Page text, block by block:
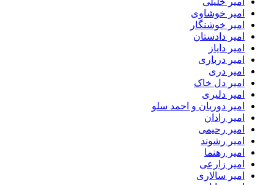
امیر خوشاوی
امیر خوشنگار
امیر دادستان
امیر دایاز
امیر درباری
امیر دری
امیر دل خاک
امیر دلیری
امیر دوربان و احمد سلو
امیر رادان
امیر رحیمی
امیر رشوند
امیر رهنما
امیر زارعی
امیر سالاری